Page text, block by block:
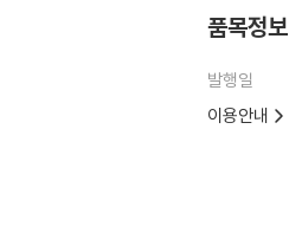
품목정보
발행일
이용안내